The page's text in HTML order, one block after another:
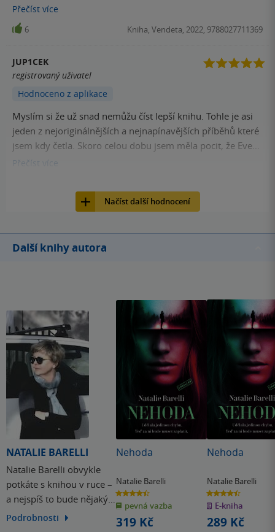
kniha je skvělá.
Přečíst více
6 Kniha, Vendeta, 2022, 9788027711369
JUP1CEK
registrovaný uživatel
Hodnoceno z aplikace
Myslím si že už snad nemůžu číst lepší knihu. Tohle je asi
jeden z nejoriginálnějších a nejnapínavějších příběhů které
jsem kdy četla. Skoro celou dobu jsem měla pocit, že Eve
asi zabiju.
Přečíst
Načíst další hodnocení
Další knihy autora
NATALIE BARELLI
Natalie Barelli obvykle
potkáte s knihou v ruce –
a nejspíš to bude nějaký
psychologický thriller.
Podrobnosti
Nehoda
Natalie Barelli
4.5
z
5
hvězdiček
pevná vazba
319 Kč
Nehoda
Natalie Barelli
4.5
z
5
hvězdiček
E-kniha
289 Kč